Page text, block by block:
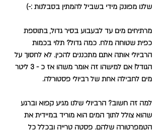
שלנו מפונק מידי בשביל להמתין בסבלנות :-)
מרתיחים מים עד לבעבוע בסיר גדול, בתוספת
כפית שטוחה מלח. כמה גדול? תלוי בכמות
הרביולי אותה אתם מתכננים להכין. לא לחסוך על
הגודל! אם למישהו זה אומר משהו אז כ - 3 ליטר
מים לחבילה אחת של רביולי פסטורלה.
למה זה חשוב? הרביולי שלנו מגיע קפוא וברגע
שהוא צולל לתוך המים הוא מוריד במיידית את
הטמפרטורה שלהם. פסטה טרייה ובכלל כל